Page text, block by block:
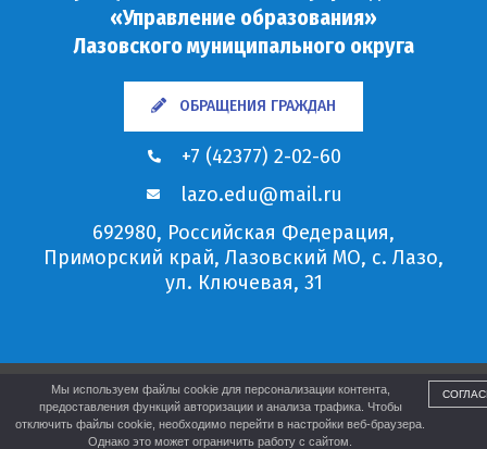
«Управление образования»
Лазовского муниципального округа
ОБРАЩЕНИЯ ГРАЖДАН
+7 (42377) 2-02-60
lazo.edu@mail.ru
692980, Российская Федерация,
Приморский край, Лазовский МО, с. Лазо,
ул. Ключевая, 31
Мы используем файлы cookie для персонализации контента,
предоставления функций авторизации и анализа трафика. Чтобы
отключить файлы cookie, необходимо перейти в настройки веб-браузера.
Однако это может ограничить работу с сайтом.